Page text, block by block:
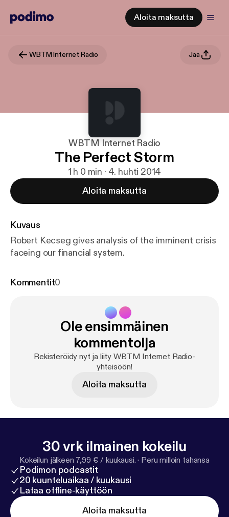
Aloita maksutta
WBTM Internet Radio Jaa
WBTM Internet Radio
The Perfect Storm
1 h 0 min · 4. huhti 2014
Aloita maksutta
Kuvaus
Robert Kecseg gives analysis of the imminent crisis
faceing our financial system.
Kommentit0
Ole ensimmäinen
kommentoija
Rekisteröidy nyt ja liity WBTM Internet Radio-
yhteisöön!
Aloita maksutta
30 vrk ilmainen kokeilu
Kokeilun jälkeen 7,99 € / kuukausi. · Peru milloin tahansa
Podimon podcastit
20 kuunteluaikaa / kuukausi
Lataa offline-käyttöön
Aloita maksutta